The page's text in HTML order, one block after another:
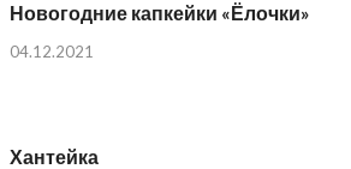
Новогодние капкейки «Ёлочки»
04.12.2021
Хантейка